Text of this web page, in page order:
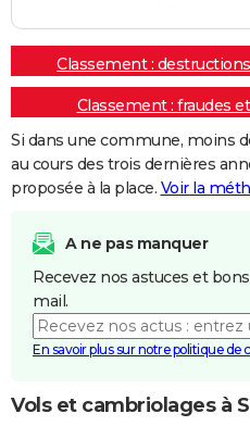
Classement :
Classement : fraudes
Si dans une commune, moins
au cours des trois dernières
proposée à la place. Voir la
A ne pas manquer
Recevez nos astuces et
mail.
En savoir plus sur notre politique de
Vols et cambriolages à